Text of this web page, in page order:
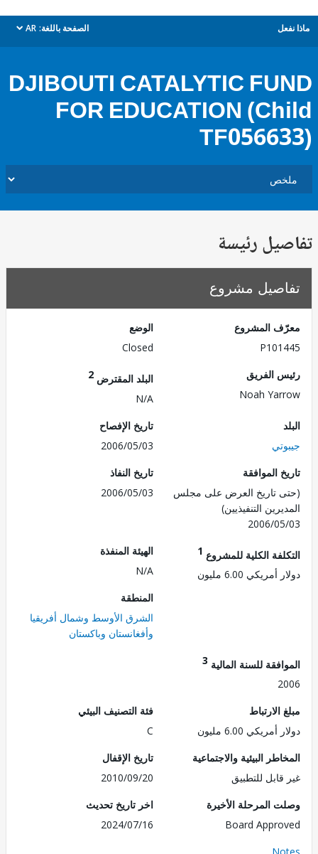
الصفحة باللغة: AR
dropdown
DJIBOUTI CATALYTIC
FOR EDUCATION
رئيسة
مشروع
المشروع
الفريق
Noah
البلد المقترض
تاريخ الإفصاح
2006/05/03
الموافقة
تاريخ العرض على مجلس
التنفيذيين)
2006/
تاريخ النفاذ
2006/05/03
الكلية للمشروع1
6.00 مليون
الهيئة المنفذة
الشرق الأوسط وشمال أفريقيا
وأفغانستان وباكستان
للسنة المالية3
6.00 مليون
فئة التصنيف البيئي
البيئية والاجتماعية
للتطبيق
تاريخ الإقفال
2010/09/20
المرحلة الأخيرة
Board
اخر تاريخ تحديث
2024/07/16